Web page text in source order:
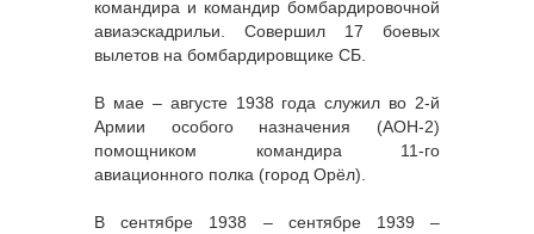
командира и командир бомбардировочной
авиаэскадрильи. Совершил 17 боевых
вылетов на бомбардировщике СБ.
В мае – августе 1938 года служил во 2-й
Армии особого назначения (АОН-2)
помощником командира 11-го
авиационного полка (город Орёл).
В сентябре 1938 – сентябре 1939 –